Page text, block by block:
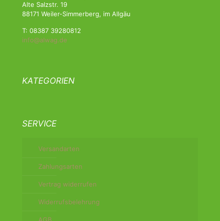
Alte Salzstr. 19
88171 Weiler-Simmerberg, im Allgäu
T: 08387 39280812
info@alwag.de
KATEGORIEN
SERVICE
Versandarten
Zahlungsarten
Vertrag widerrufen
Widerrufsbelehrung